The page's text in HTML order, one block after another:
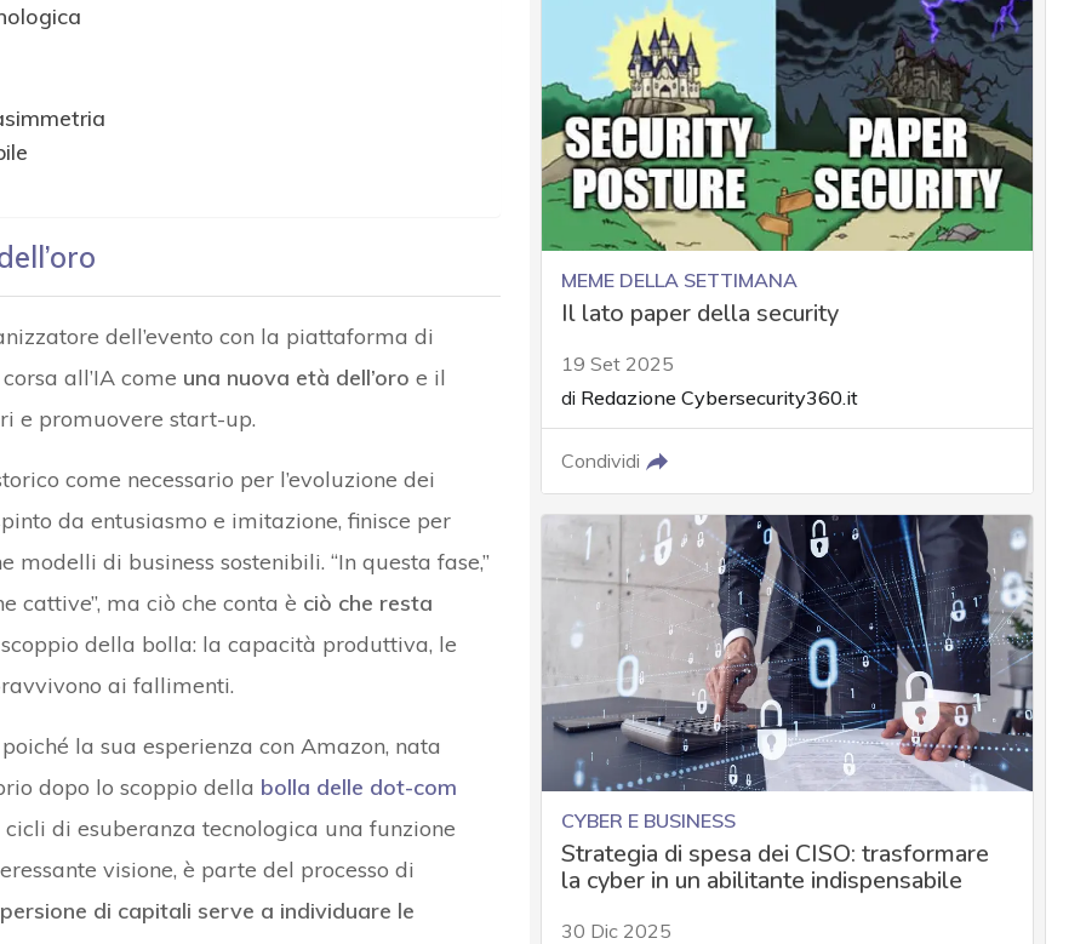
dell’evento con la piattaforma di
all’IA come una nuova età dell’oro e il
e promuovere start-up.
come necessario per l’evoluzione dei
da entusiasmo e imitazione, finisce per
di business sostenibili. “In questa fase,”
cattive”, ma ciò che conta è ciò che resta
della bolla: la capacità produttiva, le
ai fallimenti.
la sua esperienza con Amazon, nata
dopo lo scoppio della bolla delle dot-com
di esuberanza tecnologica una funzione
visione, è parte del processo di
di capitali serve a individuare le
MEME DELLA SETTIMANA
Il lato paper della security
19 Set 2025
di Redazione Cybersecurity360.it
Condividi
CYBER E BUSINESS
Strategia di spesa dei CISO: trasformare
la cyber in un abilitante indispensabile
30 Dic 2025